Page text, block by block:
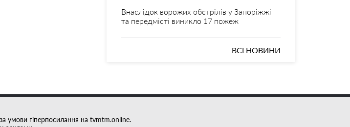
Внаслідок ворожих обстрілів у Запоріжжі
та передмісті виникло 17 пожеж
ВСІ НОВИНИ
умови гіперпосилання на tvmtm.online.